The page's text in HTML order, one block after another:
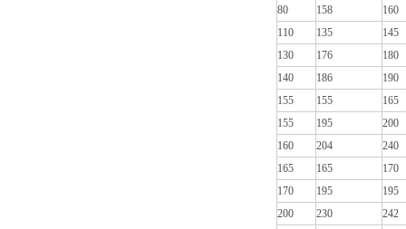
80 158
160
110
135
145
130
176
180
140
186
190
155
155
165
155
195
200
160
204
240
165
165
170
170
195
195
200
230
242